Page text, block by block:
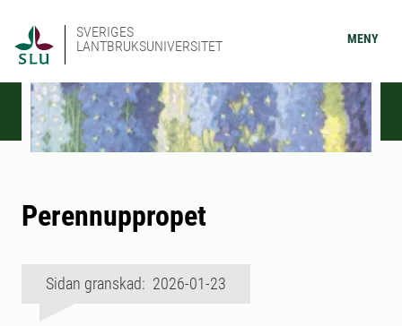
SVERIGES
LANTBRUKSUNIVERSITET
MENY
Perennuppropet
Sidan granskad: 2026-01-23